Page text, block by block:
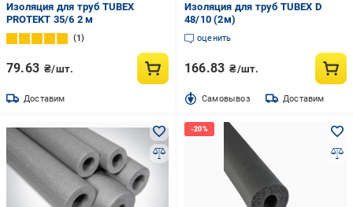
Изоляция для труб TUBEX
PROTEKT 35/6 2 м
1
79.63 ₴/шт.
Доставим
Изоляция для труб TUBEX D
48/10 (2м)
оценить
166.83 ₴/шт.
Cамовывоз Доставим